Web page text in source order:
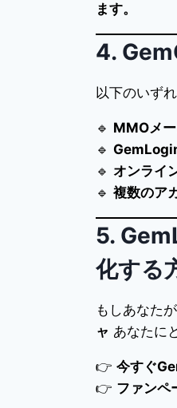
ます。
4.
以下のいず
🔹 MMOメ
🔹
🔹 オンライ
🔹 複数のア
5.
化する
もしあなたが
ャ あなたに
👉 今すぐ
👉 ファンペ